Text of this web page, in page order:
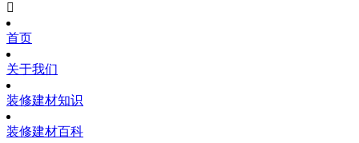

首页
关于我们
装修建材知识
装修建材百科